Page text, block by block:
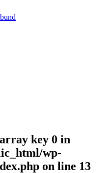
key 0 in
wp-
on line 13